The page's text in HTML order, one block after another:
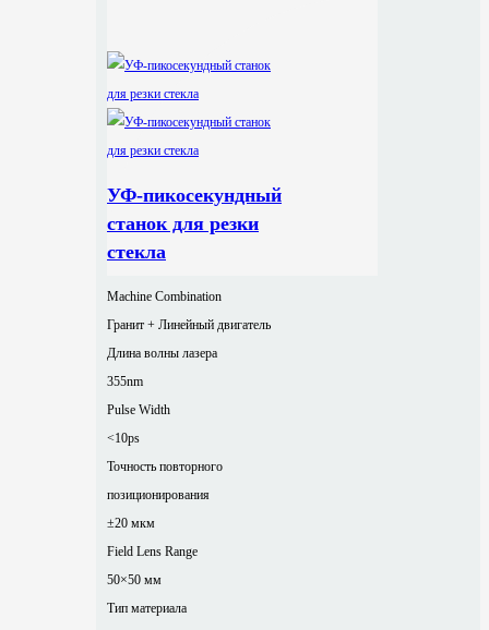
УФ-пикосекундный
станок для резки
стекла
Machine Combination
Гранит + Линейный двигатель
Длина волны лазера
355nm
Pulse Width
<10ps
Точность повторного
позиционирования
±20 мкм
Field Lens Range
50×50 мм
Тип материала